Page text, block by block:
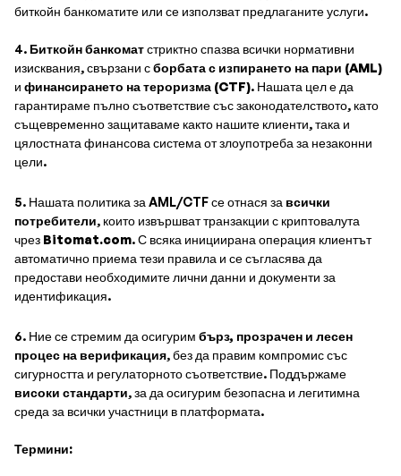
биткойн банкоматите или се използват предлаганите услуги.
4. Биткойн банкоматстриктно спазва всички нормативни
изисквания, свързани сборбата с изпирането на пари (AML)
и финансирането на тероризма (CTF). Нашата цел е да
гарантираме пълно съответствие със законодателството, като
същевременно защитаваме както нашите клиенти, така и
цялостната финансова система от злоупотреба за незаконни
цели.
5. Нашата политика за AML/CTF се отнася за всички
потребители, които извършват транзакции с криптовалута
чрез Bitomat.com. С всяка инициирана операция клиентът
автоматично приема тези правила и се съгласява да
предостави необходимите лични данни и документи за
идентификация.
6. Ние се стремим да осигурим бърз, прозрачен и лесен
процес на верификация, без да правим компромис със
сигурността и регулаторното съответствие. Поддържаме
високи стандарти, за да осигурим безопасна и легитимна
среда за всички участници в платформата.
Термини: